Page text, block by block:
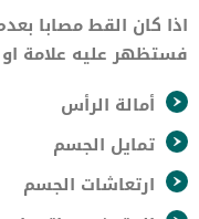
اذا كان القط مصابا
فستظهر عليه علامة او
أمالة الرأس
تمايل الجسم
ارتعاشات الجسم